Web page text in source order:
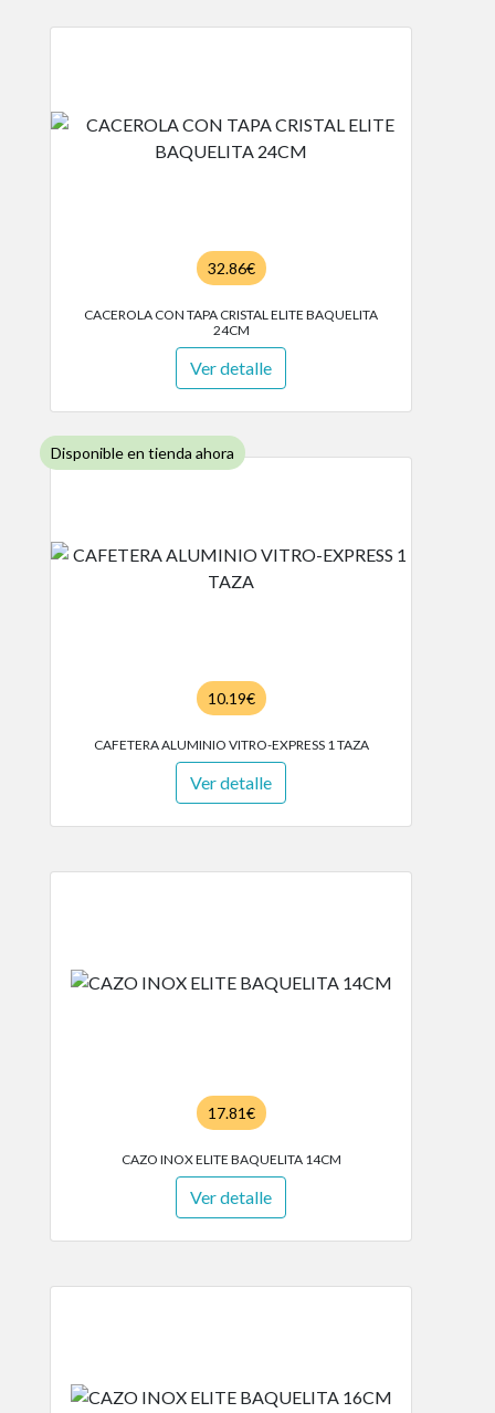
32.86€
CACEROLA CON TAPA CRISTAL ELITE BAQUELITA
24CM
Ver detalle
Disponible en tienda ahora
10.19€
CAFETERA ALUMINIO VITRO-EXPRESS 1 TAZA
Ver detalle
17.81€
CAZO INOX ELITE BAQUELITA 14CM
Ver detalle